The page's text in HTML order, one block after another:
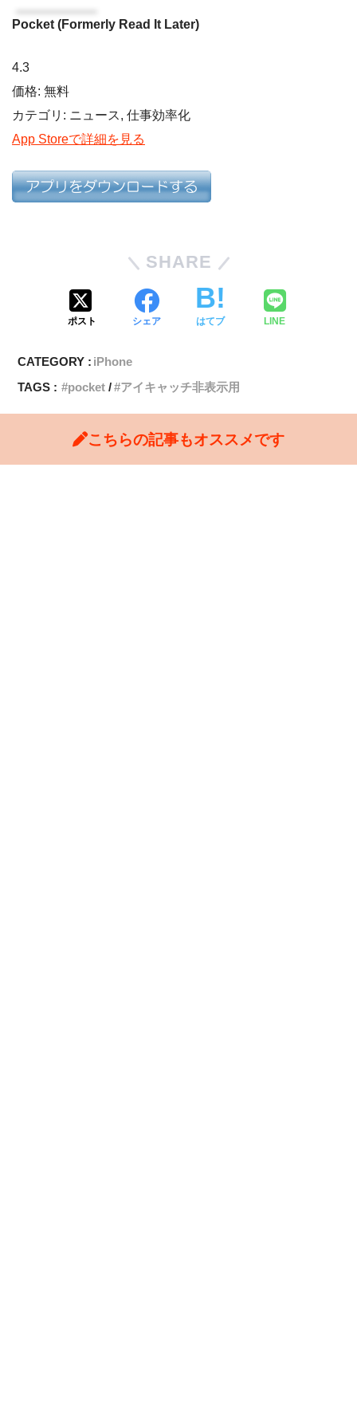
Pocket (Formerly Read It Later)
4.3
価格: 無料
カテゴリ: ニュース, 仕事効率化
App Storeで詳細を見る
SHARE
ポスト シェア はてブ LINE
CATEGORY : iPhone
TAGS :
pocket アイキャッチ非表示用
こちらの記事もオススメです